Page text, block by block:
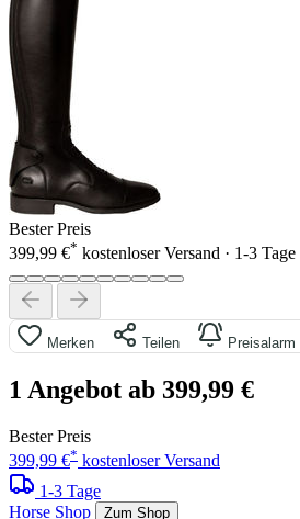
Bester Preis
399,99 €* kostenloser Versand · 1-3 Tage
Merken Teilen Preisalarm
1 Angebot ab 399,99 €
Bester Preis
399,99 €* kostenloser Versand
1-3 Tage
Horse Shop
Zum Shop